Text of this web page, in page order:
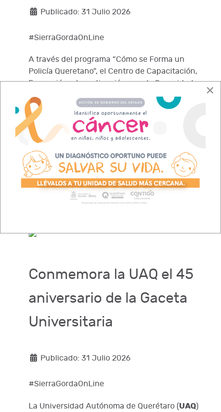
Publicado: 31 Julio 2026
#SierraGordaOnLine
A través del programa “Cómo se Forma un
Policía Queretano”, el Centro de Capacitación,
Formación e Investigación para la Seguridad
(CECAFIS
) ha recibido a 4 mil 122 personas
en lo que va de la actual administración
estatal, brindando a la ciudadanía la
oportunidad de conocer el modelo
académico, la disciplina y los valores con los
que se capacita a los futuros elementos de
seguridad.
Leer más…
Conmemora la UAQ el 45
aniversario de la Gaceta
Universitaria
Publicado: 31 Julio 2026
#SierraGordaOnLine
La Universidad Autónoma de Querétaro (UAQ)
×